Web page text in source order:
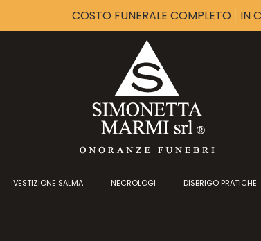
COSTO FUNERALE COMPLETO IN
VESTIZIONE SALMA NECROLOGI DISBRIGO PRATICHE